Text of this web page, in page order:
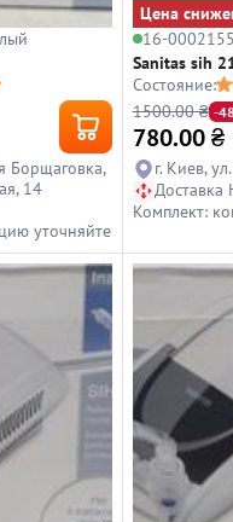
Борщаговка,
14
уточняйте
Цена
16-
Sanitas sih
Состояние:
1500.00 ₴ -
780.00 ₴
г. Киев,
Доставка
Комплект: